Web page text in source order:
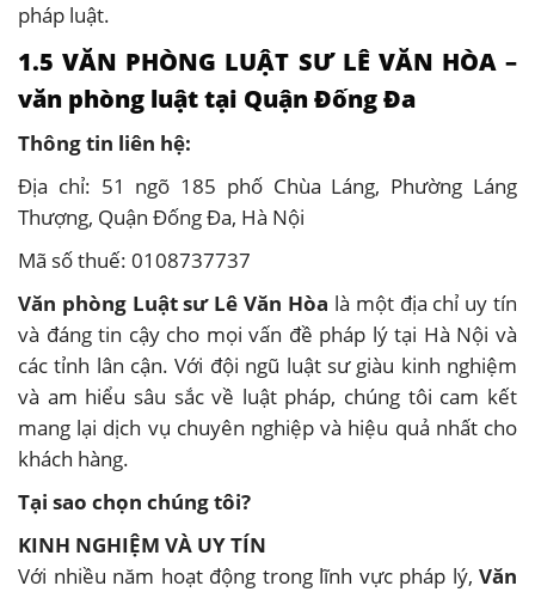
pháp luật.
1.5 VĂN PHÒNG LUẬT SƯ LÊ VĂN HÒA –
văn phòng luật tại Quận Đống Đa
Thông tin liên hệ:
Địa chỉ: 51 ngõ 185 phố Chùa Láng, Phường Láng
Thượng, Quận Đống Đa, Hà Nội
Mã số thuế: 0108737737
Văn phòng Luật sư Lê Văn Hòa là một địa chỉ uy tín
và đáng tin cậy cho mọi vấn đề pháp lý tại Hà Nội và
các tỉnh lân cận. Với đội ngũ luật sư giàu kinh nghiệm
và am hiểu sâu sắc về luật pháp, chúng tôi cam kết
mang lại dịch vụ chuyên nghiệp và hiệu quả nhất cho
khách hàng.
Tại sao chọn chúng tôi?
KINH NGHIỆM VÀ UY TÍN
Với nhiều năm hoạt động trong lĩnh vực pháp lý, Văn